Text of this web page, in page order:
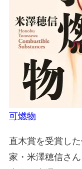
可燃物
直木賞を受賞し
家・米澤穂信さん